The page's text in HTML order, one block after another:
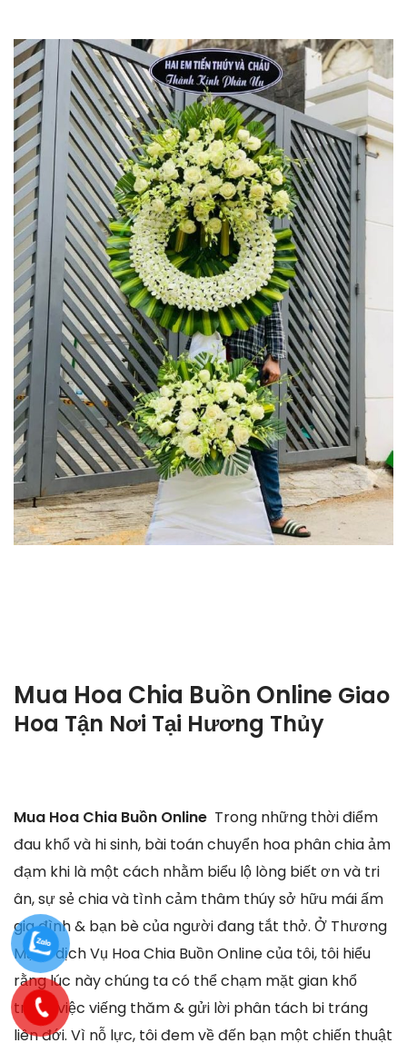
Mua Hoa Chia Buồn Online Giao
Hoa Tận Nơi Tại Hương Thủy
Mua Hoa Chia Buồn Online Trong những thời điểm
đau khổ và hi sinh, bài toán chuyển hoa phân chia ảm
đạm khi là một cách nhằm biểu lộ lòng biết ơn và tri
ân, sự sẻ chia và tình cảm thâm thúy sở hữu mái ấm
gia đình & bạn bè của người đang tắt thở. Ở Thương
Mại & dịch Vụ Hoa Chia Buồn Online của tôi, tôi hiểu
rằng lúc này chúng ta có thể chạm mặt gian khổ
trong việc viếng thăm & gửi lời phân tách bi tráng
liên đới. Vì nỗ lực, tôi đem về đến bạn một chiến thuật